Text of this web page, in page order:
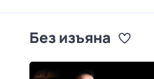
Без изъяна